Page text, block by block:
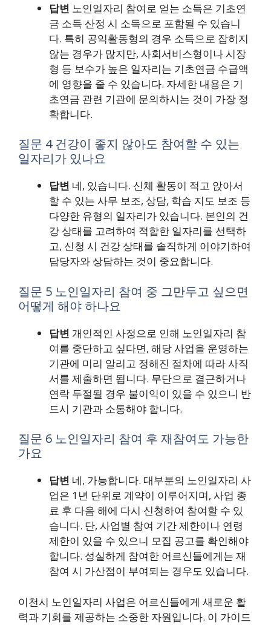
답변 노인일자리 참여로 얻는 소득은 기초연
금 소득 산정 시 소득으로 포함될 수 있습니
다. 특히 공익활동형의 경우 소득으로 잡히지
않는 경우가 많지만, 사회서비스형이나 시장
형 등 보수가 높은 일자리는 기초연금 수급액
에 영향을 줄 수 있습니다. 자세한 내용은 기
초연금 관련 기관에 문의하시는 것이 가장 정
확합니다.
질문 4 건강이 좋지 않아도 참여할 수 있는
일자리가 있나요
답변 네, 있습니다. 신체 활동이 적고 앉아서
할 수 있는 사무 보조, 상담, 학습 지도 보조 등
다양한 유형의 일자리가 있습니다. 본인의 건
강 상태를 고려하여 적합한 일자리를 선택하
고, 신청 시 건강 상태를 솔직하게 이야기하여
담당자와 상담하는 것이 중요합니다.
질문 5 노인일자리 참여 중 그만두고 싶으면
어떻게 해야 하나요
답변 개인적인 사정으로 인해 노인일자리 참
여를 중단하고 싶다면, 해당 사업을 운영하는
기관에 미리 알리고 정해진 절차에 따라 사직
서를 제출하면 됩니다. 무단으로 결근하거나
연락 두절될 경우 불이익이 있을 수 있으니 반
드시 기관과 소통해야 합니다.
질문 6 노인일자리 참여 후 재참여도 가능한
가요
답변 네, 가능합니다. 대부분의 노인일자리 사
업은 1년 단위로 계약이 이루어지며, 사업 종
료 후 다음 해에 다시 신청하여 참여할 수 있
습니다. 단, 사업별 참여 기간 제한이나 연령
제한이 있을 수 있으니 모집 공고를 확인해야
합니다. 성실하게 참여한 어르신들에게는 재
참여 시 가산점이 부여되는 경우도 있습니다.
이천시 노인일자리 사업은 어르신들에게 새로운 활
력과 기회를 제공하는 소중한 자원입니다. 이 가이드